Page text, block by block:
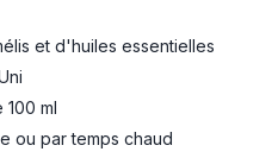
et d'huiles essentielles
ml
ou par temps chaud